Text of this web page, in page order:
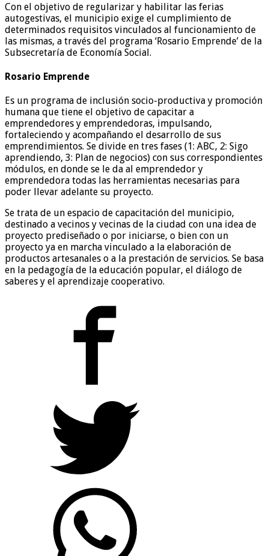
Con el objetivo de regularizar y habilitar las ferias
autogestivas, el municipio exige el cumplimiento de
determinados requisitos vinculados al funcionamiento de
las mismas, a través del programa ‘Rosario Emprende’ de la
Subsecretaría de Economía Social.
Rosario Emprende
Es un programa de inclusión socio-productiva y promoción
humana que tiene el objetivo de capacitar a
emprendedores y emprendedoras, impulsando,
fortaleciendo y acompañando el desarrollo de sus
emprendimientos. Se divide en tres fases (1: ABC, 2: Sigo
aprendiendo, 3: Plan de negocios) con sus correspondientes
módulos, en donde se le da al emprendedor y
emprendedora todas las herramientas necesarias para
poder llevar adelante su proyecto.
Se trata de un espacio de capacitación del municipio,
destinado a vecinos y vecinas de la ciudad con una idea de
proyecto prediseñado o por iniciarse, o bien con un
proyecto ya en marcha vinculado a la elaboración de
productos artesanales o a la prestación de servicios. Se basa
en la pedagogía de la educación popular, el diálogo de
saberes y el aprendizaje cooperativo.